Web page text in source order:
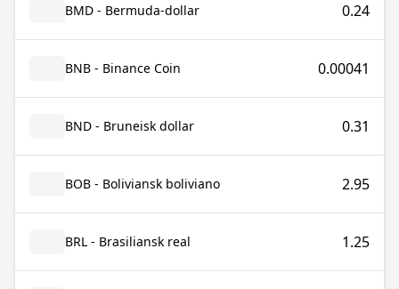
BMD - Bermuda-dollar 0.24
BNB - Binance Coin 0.00041
BND - Bruneisk dollar 0.31
BOB - Boliviansk boliviano 2.95
BRL - Brasiliansk real 1.25